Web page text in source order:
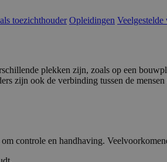
toezichthouder Opleidingen Veelgestelde
plekken zijn, zoals op een
zijn ook de verbinding tussen de
controle en handhaving.